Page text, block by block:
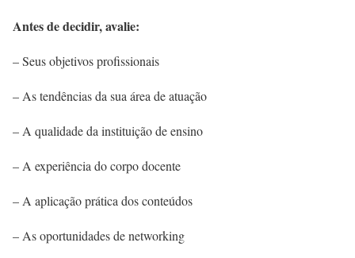
Antes de decidir, avalie:
– Seus objetivos profissionais
– As tendências da sua área de atuação
– A qualidade da instituição de ensino
– A experiência do corpo docente
– A aplicação prática dos conteúdos
– As oportunidades de networking